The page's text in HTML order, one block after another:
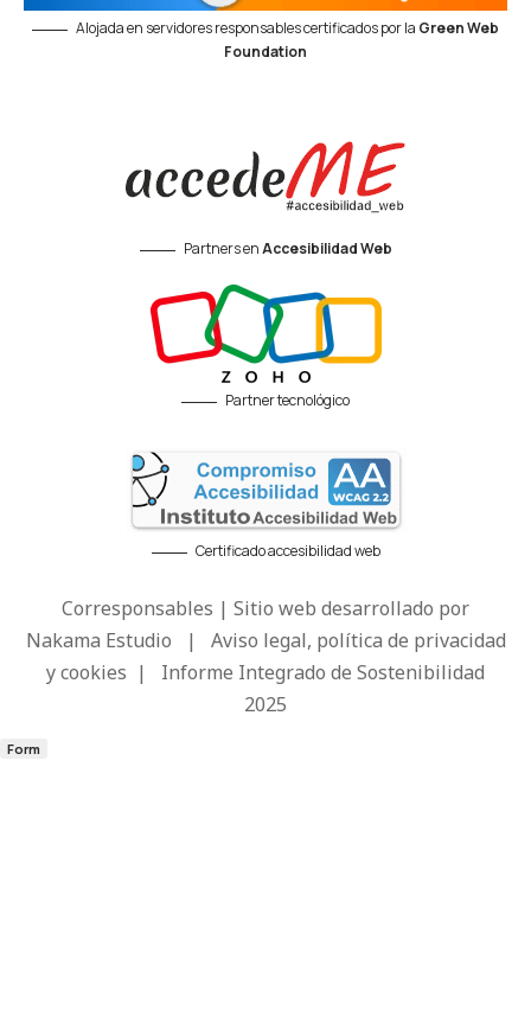
Alojada en servidores responsables certificados por la Green Web
Foundation
Partners enAccesibilidad Web
Partner tecnológico
Certificado accesibilidad web
Corresponsables | Sitio web desarrollado por
Nakama Estudio | Aviso legal, política de privacidad
y cookies | Informe Integrado de Sostenibilidad
2025
Form